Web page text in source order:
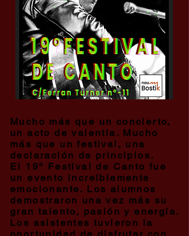
Mucho más que un concierto,
un acto de valentía. Mucho
más que un festival, una
declaración de principios.
El 19º Festival de Canto fue
un evento increíblemente
emocionante. Los alumnos
demostraron una vez más su
gran talento, pasión y energía.
Los asistentes tuvieron la